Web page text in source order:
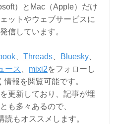
）とMac（Apple）だけ
ットやウェブサービスに
信しています。
、 Threads、 Bluesky、
ース mixi2をフォローし
報を閲覧可能です。
更新しており、記事が埋
も多々あるので、
もオススメします。